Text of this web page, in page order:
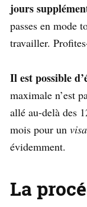
jours
passes en mode
travailler.
Il est possible
maximale n’est
allé au-delà des
mois pour un
évidemment.
La